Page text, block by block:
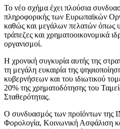
Το νέο σχήμα έχει πλούσια
πληροφορικής των Ευρωπαϊκών
καθώς και μεγάλων πελατών όπως
τράπεζες και χρηματοοικονομικά
οργανισμοί.
Η χρονική συγκυρία αυτής της
τη μεγάλη ευκαιρία της
κυβερνήσεων και του ιδιωτικού
20% της χρηματοδότησης του
Σταθερότητας.
Ο συνδυασμός των προϊόντων της
Φορολογία, Κοινωνική Ασφάλιση